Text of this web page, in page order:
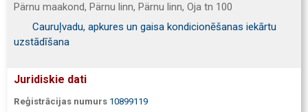
Pärnu maakond, Pärnu linn, Pärnu linn, Oja tn 100
Cauruļvadu, apkures un gaisa kondicionēšanas iekārtu
uzstādīšana
Juridiskie dati
Reģistrācijas numurs 10899119